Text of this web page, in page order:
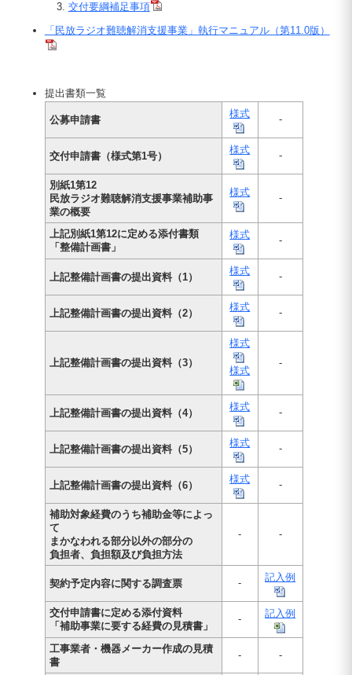
交付要綱補足事項
「民放ラジオ難聴解消支援事業」執行マニュアル（第11.0版）
提出書類一覧
公募申請書
様式 -
交付申請書（様式第1号）
様式 -
別紙1第12
民放ラジオ難聴解消支援事業補助事
業の概要
様式 -
上記別紙1第12に定める添付書類
「整備計画書」
様式 -
上記整備計画書の提出資料（1）
様式 -
上記整備計画書の提出資料（2）
様式 -
上記整備計画書の提出資料（3）
様式
様式
-
上記整備計画書の提出資料（4）
様式 -
上記整備計画書の提出資料（5）
様式 -
上記整備計画書の提出資料（6）
様式 -
補助対象経費のうち補助金等によっ
て
まかなわれる部分以外の部分の
負担者、負担額及び負担方法
- -
契約予定内容に関する調査票 - 記入例
交付申請書に定める添付資料
「補助事業に要する経費の見積書」
- 記入例
工事業者・機器メーカー作成の見積
書
- -